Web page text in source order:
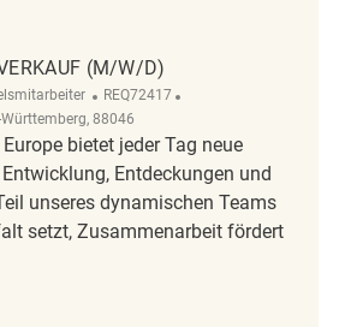
(w/m/d) REQ134177
(M/W/D)
REQ72417
88046
bietet jeder Tag neue
Entdeckungen und
unseres dynamischen Teams
setzt, Zusammenarbeit fördert
(m/w/d) REQ72417